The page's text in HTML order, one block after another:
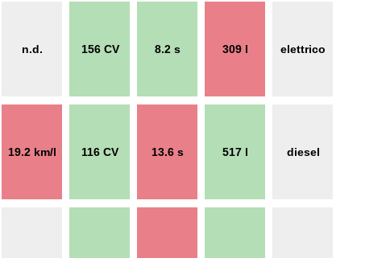
n.d. 156 CV 8.2 s 309 l elettrico
19.2 km/l 116 CV 13.6 s 517 l diesel